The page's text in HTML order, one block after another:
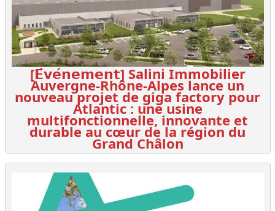
[𝗘́𝘃𝗲́𝗻𝗲𝗺𝗲𝗻𝘁] Salini Immobilier
Auvergne-Rhône-Alpes lance un
nouveau projet de giga factory pour
Atlantic : une usine
multifonctionnelle, innovante et
durable au cœur de la région du
Grand Châlon
Salini Immobilier Auvergne-Rhône-Alpes
poursuit son engagement en matière
d’innovation...
Lire +